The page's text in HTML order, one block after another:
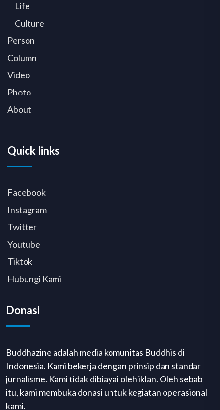
Life
Culture
Person
Column
Video
Photo
About
Quick links
Facebook
Instagram
Twitter
Youtube
Tiktok
Hubungi Kami
Donasi
Buddhazine adalah media komunitas Buddhis di
Indonesia. Kami bekerja dengan prinsip dan standar
jurnalisme. Kami tidak dibiayai oleh iklan. Oleh sebab
itu, kami membuka donasi untuk kegiatan operasional
kami.